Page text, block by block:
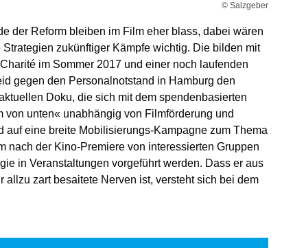
© Salzgeber
der Reform bleiben im Film eher blass, dabei wären
Strategien zukünftiger Kämpfe wichtig. Die bilden mit
im Sommer 2017 und einer noch laufenden
gegen den Personalnotstand in Hamburg den
Doku, die sich mit dem spendenbasierten
von unten« unabhängig von Filmförderung und
auf eine breite Mobilisierungs-Kampagne zum Thema
nach der Kino-Premiere von interessierten Gruppen
in Veranstaltungen vorgeführt werden. Dass er aus
­allzu zart besaitete Nerven ist, versteht sich bei dem